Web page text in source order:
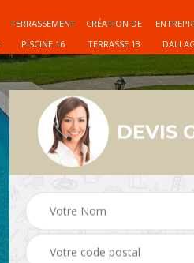
TERRASSEMENT
PISCINE 16
CRÉATION DE
TERRASSE 13
DEVIS